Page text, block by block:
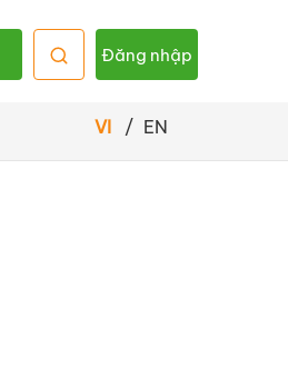
Đăng nhập
VI / EN